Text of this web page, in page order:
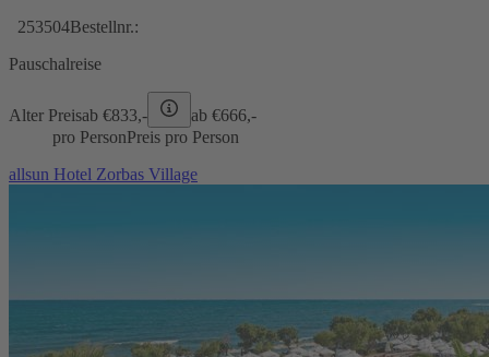
253504Bestellnr.:
Pauschalreise
Alter Preisab €833,- ab €666,-
pro PersonPreis pro Person
allsun Hotel Zorbas Village